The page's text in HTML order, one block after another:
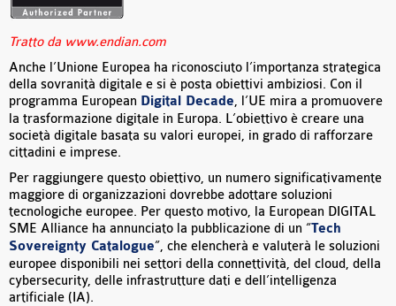
Tratto da www.endian.com
Anche l’Unione Europea ha riconosciuto l’importanza strategica
della sovranità digitale e si è posta obiettivi ambiziosi. Con il
programma European Digital Decade, l’UE mira a promuovere
la trasformazione digitale in Europa. L’obiettivo è creare una
società digitale basata su valori europei, in grado di rafforzare
cittadini e imprese.
Per raggiungere questo obiettivo, un numero significativamente
maggiore di organizzazioni dovrebbe adottare soluzioni
tecnologiche europee. Per questo motivo, la European DIGITAL
SME Alliance ha annunciato la pubblicazione di un “Tech
Sovereignty Catalogue”, che elencherà e valuterà le soluzioni
europee disponibili nei settori della connettività, del cloud, della
cybersecurity, delle infrastrutture dati e dell’intelligenza
artificiale (IA).